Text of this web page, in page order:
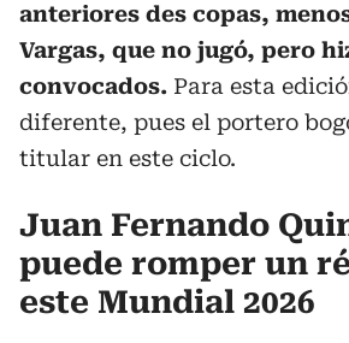
anteriores des copas,
Vargas, que no jugó, pero
convocados. Para esta
diferente, pues el portero
titular en este ciclo.
Juan Fernando
puede romper un
este Mundial 2026